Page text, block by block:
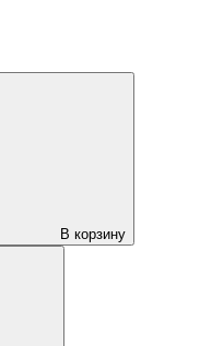
В корзину